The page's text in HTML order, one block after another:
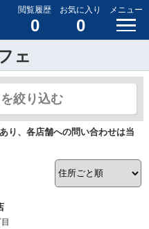
閲覧履歴
0
お気に入り
0
メニュー
ェ
絞り込む
り、各店舗への問い合わせは当